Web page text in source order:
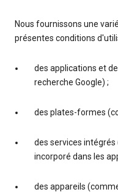
Nous fournissons une
présentes conditions
des applications et
recherche Google) ;
des plates-formes
des services
incorporé dans les
des appareils